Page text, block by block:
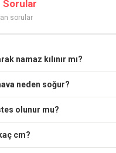
Sorular
sorular
namaz kılınır mı?
neden soğur?
olunur mu?
cm?